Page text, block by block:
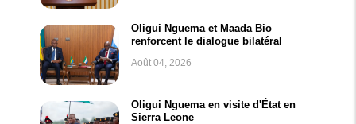
Oligui Nguema et Maada Bio
renforcent le dialogue bilatéral
Août 04, 2026
Oligui Nguema en visite d'État en
Sierra Leone